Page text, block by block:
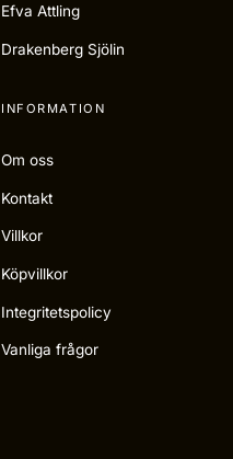
Efva Attling
Drakenberg Sjölin
INFORMATION
Om oss
Kontakt
Villkor
Köpvillkor
Integritetspolicy
Vanliga frågor